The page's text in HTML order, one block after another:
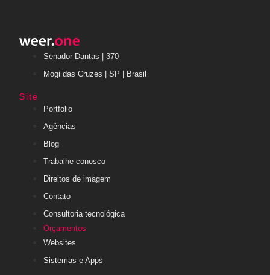
Senador Dantas | 370
Mogi das Cruzes | SP | Brasil
Site
Portfolio
Agências
Blog
Trabalhe conosco
Direitos de imagem
Contato
Consultoria tecnológica
Orçamentos
Websites
Sistemas e Apps